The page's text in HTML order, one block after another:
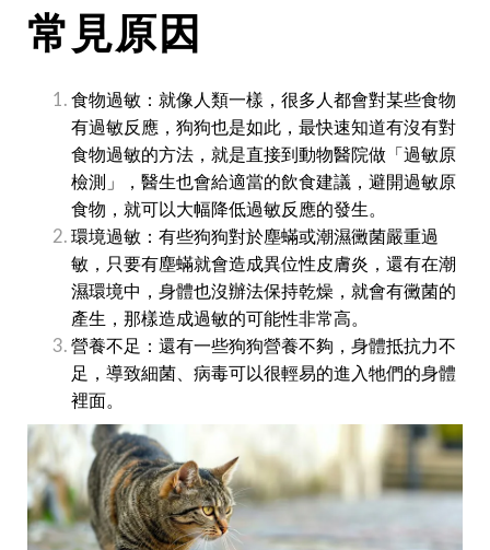
常見原因
食物過敏：就像人類一樣，很多人都會對某些食物
有過敏反應，狗狗也是如此，最快速知道有沒有對
食物過敏的方法，就是直接到動物醫院做「過敏原
檢測」，醫生也會給適當的飲食建議，避開過敏原
食物，就可以大幅降低過敏反應的發生。
環境過敏：有些狗狗對於塵蟎或潮濕黴菌嚴重過
敏，只要有塵蟎就會造成異位性皮膚炎，還有在潮
濕環境中，身體也沒辦法保持乾燥，就會有黴菌的
產生，那樣造成過敏的可能性非常高。
營養不足：還有一些狗狗營養不夠，身體抵抗力不
足，導致細菌、病毒可以很輕易的進入牠們的身體
裡面。